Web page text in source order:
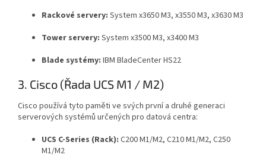
Rackové servery: System x3650 M3, x3550 M3, x3630 M3
Tower servery: System x3500 M3, x3400 M3
Blade systémy: IBM BladeCenter HS22
3. Cisco (Řada UCS M1 / M2)
Cisco používá tyto paměti ve svých první a druhé generaci
serverových systémů určených pro datová centra:
UCS C-Series (Rack): C200 M1/M2, C210 M1/M2, C250
M1/M2